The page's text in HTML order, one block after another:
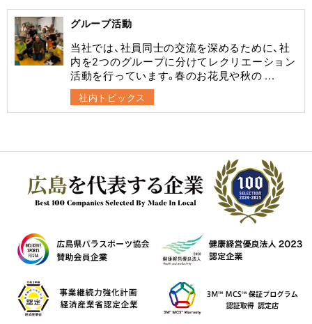
グループ活動
当社では、社員同士の交流を深めるために、社
内を2つのグループに分けてレクリエーション
活動を行っています。春のお花見や秋の ...
社内トピックス